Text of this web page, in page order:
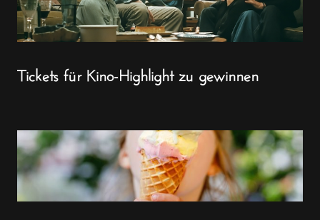
Tickets für Kino-Highlight zu gewinnen